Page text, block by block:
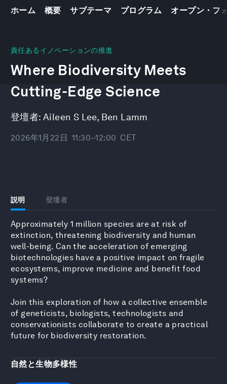
ホーム 概要 サブテーマ プログラム オープン・フ
責任あるイノベーションの推進
Where Biodiversity Meets
Cutting-Edge Science
登壇者: Aileen S Lee, Ben Lamm
2026年1月22日 11:30–12:00 CET
説明 登壇者
Approximately 1 million species are at risk of
extinction, threatening biodiversity and human
well-being. Can the acceleration of emerging
biotechnologies have a positive impact on fragile
ecosystems, improve medicine and benefit food
systems?
Join this exploration of how a collective ensemble
of geneticists, biologists, technologists and
conservationists collaborate to create a practical
future for biodiversity restoration.
自然と生物多様性
seconds
30
minutes,
seconds